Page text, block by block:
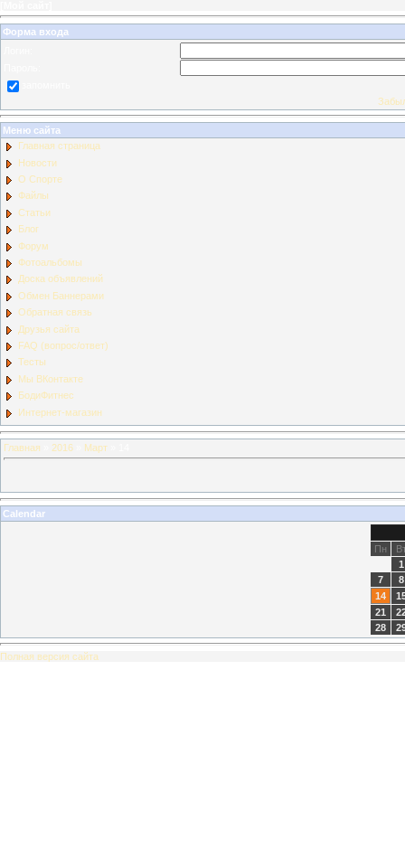
Форма входа
Меню сайта
Главная страница
Новости
О Спорте
Файлы
Статьи
Блог
Форум
Фотоальбомы
Доска объявлений
Обмен Баннерами
Обратная связь
Друзья сайта
FAQ (вопрос/ответ)
Тесты
Мы ВКонтакте
БодиФитнес
Интернет-магазин
Главная 2016 Март
Calendar
Пн
1
7
8
14
21
28
Полная версия сайта